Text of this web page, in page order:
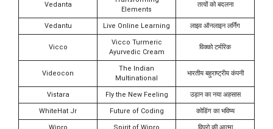
Vedanta
Elements
तत्वों को बदलना
Vedantu Live Online Learning लाइव ऑनलाइन लर्निंग
Vicco
Vicco Turmeric
Ayurvedic Cream
विक्को टर्मरिक
Videocon
The Indian
Multinational
भारतीय बहुराष्ट्रीय कंपनी
Vistara Fly the New Feeling उड़ान का नया अहसास
WhiteHat Jr Future of Coding कोडिंग का भविष्य